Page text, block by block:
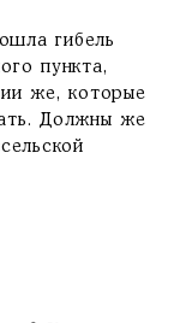
гибель
пункта,
же, которые
Должны же